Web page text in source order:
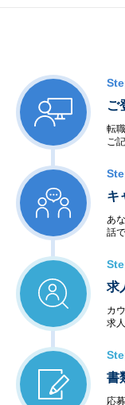
ご
転
ご
キ
あ
話
求
カ
求
書
応